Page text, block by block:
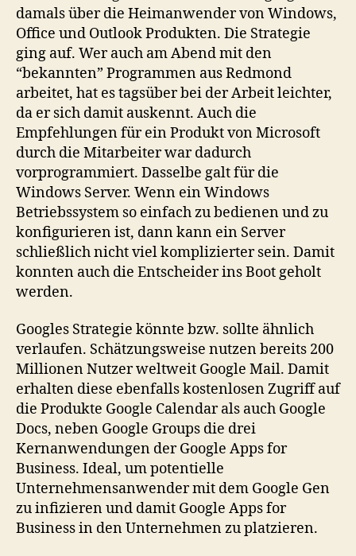
damals über die Heimanwender von Windows,
Office und Outlook Produkten. Die Strategie
ging auf. Wer auch am Abend mit den
“bekannten” Programmen aus Redmond
arbeitet, hat es tagsüber bei der Arbeit leichter,
da er sich damit auskennt. Auch die
Empfehlungen für ein Produkt von Microsoft
durch die Mitarbeiter war dadurch
vorprogrammiert. Dasselbe galt für die
Windows Server. Wenn ein Windows
Betriebssystem so einfach zu bedienen und zu
konfigurieren ist, dann kann ein Server
schließlich nicht viel komplizierter sein. Damit
konnten auch die Entscheider ins Boot geholt
werden.
Googles Strategie könnte bzw. sollte ähnlich
verlaufen. Schätzungsweise nutzen bereits 200
Millionen Nutzer weltweit Google Mail. Damit
erhalten diese ebenfalls kostenlosen Zugriff auf
die Produkte Google Calendar als auch Google
Docs, neben Google Groups die drei
Kernanwendungen der Google Apps for
Business. Ideal, um potentielle
Unternehmensanwender mit dem Google Gen
zu infizieren und damit Google Apps for
Business in den Unternehmen zu platzieren.